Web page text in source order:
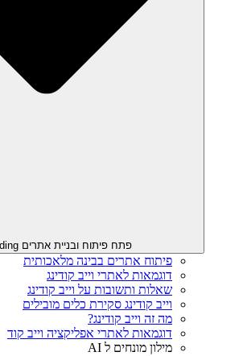
פתח פיתוח ובניית אתרים Vibe Coding
פיתוח אתרים בבינה מלאכותית
דוגמאות לאתרי וייב קודינג
שאלות ותשובות על וייב קודינג
וייב קודינג סקירת כלים מובילים
מה זה וייב קודינג?
דוגמאות לאתרי אפליקציה וייב קוד
מילון מונחים ל AI